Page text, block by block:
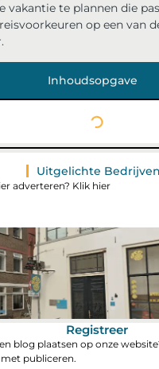
vakantie te plannen die
op een van
Inhoudsopgave
Uitgelichte Bedrijven
adverteren? Klik hier
Registreer
blog plaatsen op onze
publiceren.